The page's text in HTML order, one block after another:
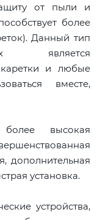
от пыли и
более
Данный тип
является
и любые
вместе,
высокая
дополнительная
установка.
устройства,